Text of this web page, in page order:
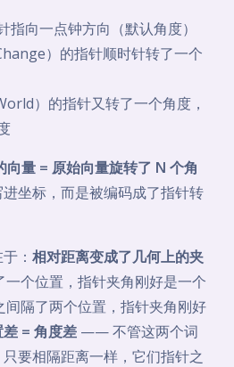
指向一点钟方向（默认角度）
）的指针顺时针转了一个
）的指针又转了一个角度，
向量 = 原始向量旋转了 N 个角
坐标，而是被编码成了指针转
： 相对距离变成了几何上的夹
一个位置，指针夹角刚好是一个
间隔了两个位置，指针夹角刚好
= 角度差 —— 不管这两个词
要相隔距离一样，它们指针之